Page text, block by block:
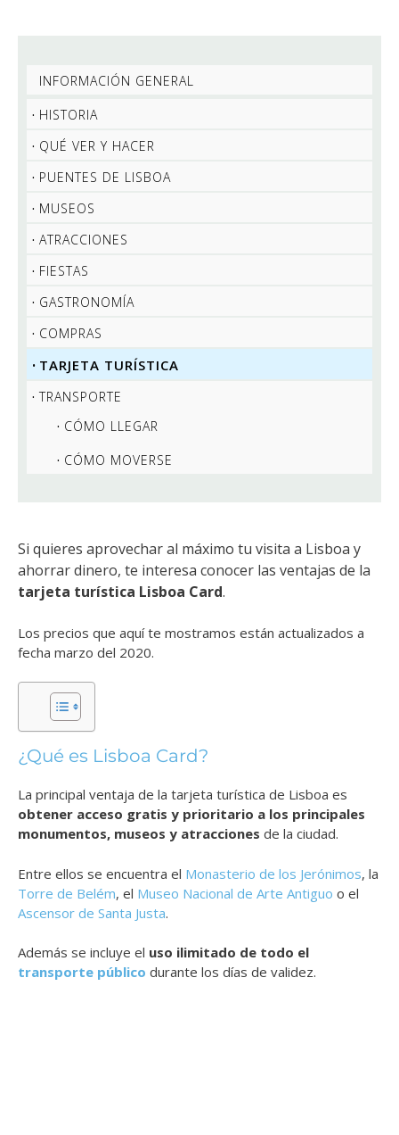
INFORMACIÓN GENERAL
HISTORIA
QUÉ VER Y HACER
PUENTES DE LISBOA
MUSEOS
ATRACCIONES
FIESTAS
GASTRONOMÍA
COMPRAS
TARJETA TURÍSTICA
TRANSPORTE
CÓMO LLEGAR
CÓMO MOVERSE
Si quieres aprovechar al máximo tu visita a Lisboa y
ahorrar dinero, te interesa conocer las ventajas de la
tarjeta turística Lisboa Card.
Los precios que aquí te mostramos están actualizados a
fecha marzo del 2020.
¿Qué es Lisboa Card?
La principal ventaja de la tarjeta turística de Lisboa es
obtener acceso gratis y prioritario a los principales
monumentos, museos y atracciones de la ciudad.
Entre ellos se encuentra el Monasterio de los Jerónimos, la
Torre de Belém, el Museo Nacional de Arte Antiguo o el
Ascensor de Santa Justa.
Además se incluye el uso ilimitado de todo el
transporte público durante los días de validez.